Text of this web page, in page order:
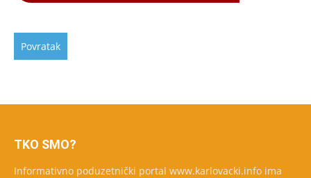
TKO SMO?
Informativno poduzetnički portal www.karlovacki.info ima